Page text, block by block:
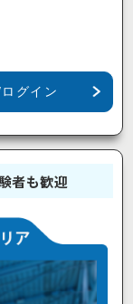
グイン
者も歓迎